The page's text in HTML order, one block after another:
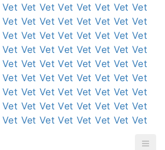
Vet Vet Vet Vet Vet Vet Vet Vet
Vet Vet Vet Vet Vet Vet Vet Vet
Vet Vet Vet Vet Vet Vet Vet Vet
Vet Vet Vet Vet Vet Vet Vet Vet
Vet Vet Vet Vet Vet Vet Vet Vet
Vet Vet Vet Vet Vet Vet Vet Vet
Vet Vet Vet Vet Vet Vet Vet Vet
Vet Vet Vet Vet Vet Vet Vet Vet
Vet Vet Vet Vet Vet Vet Vet Vet